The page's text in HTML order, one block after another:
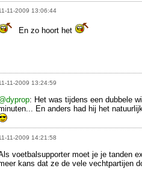
11-2009 13:06:44
En zo hoort het
11-2009 13:24:59
: Het was tijdens een dubbele
En anders had hij het
11-2009 14:21:58
voetbalsupporter moet je je tanden
kans dat ze de vele vechtpartijen